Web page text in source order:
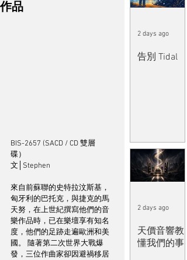
作品
BIS-2657 (SACD / CD 雙層
文│Stephen
來自前蘇聯的史特拉汶斯基，
匈牙利的巴托克，與捷克的馬
天努，在上世紀撰寫他們的音
樂作品時，已在樂壇享有知名
度，他們的足跡走遍歐洲和美
國。 隨著第二次世界大戰爆
發，三位作曲家卻因避禍移居
告別 Tidal
2 days ago
天價音響教
懂我們的事
2 days ago